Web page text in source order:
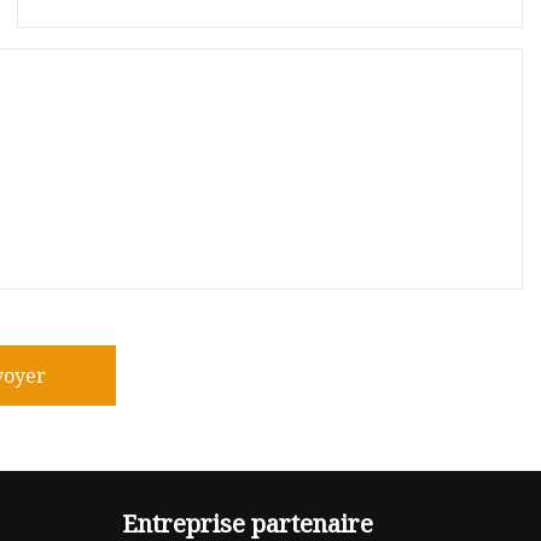
Entreprise partenaire